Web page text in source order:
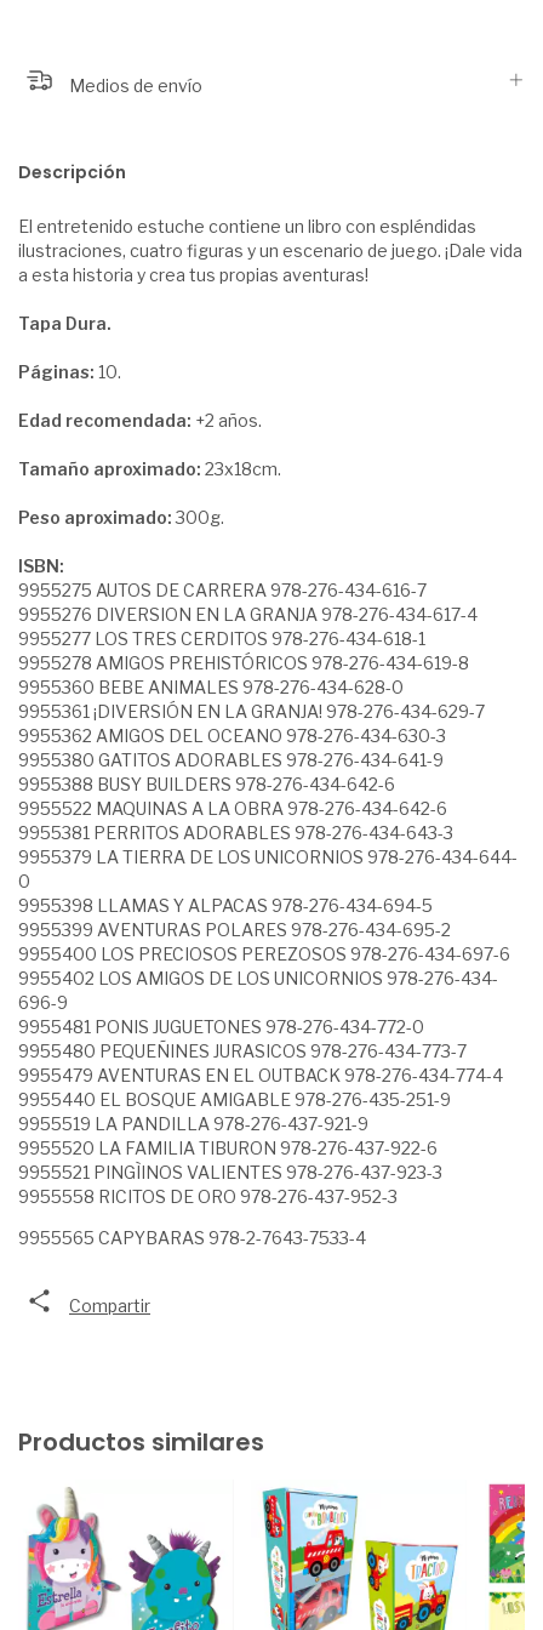
Medios de envío
Descripción
El entretenido estuche contiene un libro con espléndidas
ilustraciones, cuatro figuras y un escenario de juego. ¡Dale vida
a esta historia y crea tus propias aventuras!
Tapa Dura.
Páginas: 10.
Edad recomendada: +2 años.
Tamaño aproximado: 23x18cm.
Peso aproximado:300g.
ISBN:
9955275 AUTOS DE CARRERA 978-276-434-616-7
9955276 DIVERSION EN LA GRANJA 978-276-434-617-4
9955277 LOS TRES CERDITOS 978-276-434-618-1
9955278 AMIGOS PREHISTÓRICOS 978-276-434-619-8
9955360 BEBE ANIMALES 978-276-434-628-0
9955361 ¡DIVERSIÓN EN LA GRANJA! 978-276-434-629-7
9955362 AMIGOS DEL OCEANO 978-276-434-630-3
9955380 GATITOS ADORABLES 978-276-434-641-9
9955388 BUSY BUILDERS 978-276-434-642-6
9955522 MAQUINAS A LA OBRA 978-276-434-642-6
9955381 PERRITOS ADORABLES 978-276-434-643-3
9955379 LA TIERRA DE LOS UNICORNIOS 978-276-434-644-
0
9955398 LLAMAS Y ALPACAS 978-276-434-694-5
9955399 AVENTURAS POLARES 978-276-434-695-2
9955400 LOS PRECIOSOS PEREZOSOS 978-276-434-697-6
9955402 LOS AMIGOS DE LOS UNICORNIOS 978-276-434-
696-9
9955481 PONIS JUGUETONES 978-276-434-772-0
9955480 PEQUEÑINES JURASICOS 978-276-434-773-7
9955479 AVENTURAS EN EL OUTBACK 978-276-434-774-4
9955440 EL BOSQUE AMIGABLE 978-276-435-251-9
9955519 LA PANDILLA 978-276-437-921-9
9955520 LA FAMILIA TIBURON 978-276-437-922-6
9955521 PINGÌINOS VALIENTES 978-276-437-923-3
9955558 RICITOS DE ORO 978-276-437-952-3
9955565 CAPYBARAS 978-2-7643-7533-4
Compartir
Productos similares